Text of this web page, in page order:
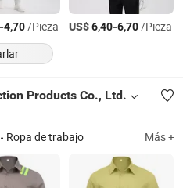
4,70/Pieza US$6,40-6,70/Pieza
Products Co., Ltd.
Ropa de trabajo Más +